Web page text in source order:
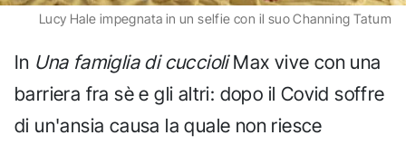
Lucy Hale impegnata in un selfie con il suo Channing Tatum
In Una famiglia di cuccioliMax vive con una
barriera fra sè e gli altri: dopo il Covid soffre
di un'ansia causa la quale non riesce